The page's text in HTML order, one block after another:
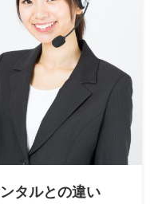
タルとの違い